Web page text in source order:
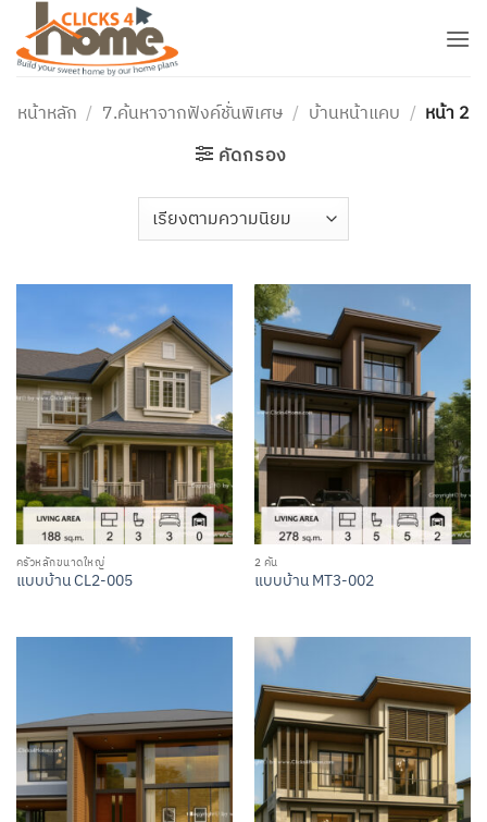
ยัง
หน้าหลัก / 7.ค้นหาจากฟังค์ชั่นพิเศษ / บ้านหน้าแคบ / หน้า 2
คัดกรอง
ครัวหลักขนาดใหญ่
แบบบ้าน CL2-005
2 คัน
แบบบ้าน MT3-002